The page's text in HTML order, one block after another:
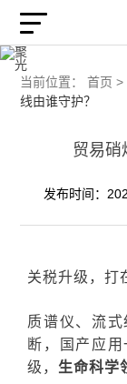
当前位置： 首页 >
线由谁守护？
贸易硝
发布时间：
关税升级，打
质谱仪、流
断，国产应
级， 生命科学